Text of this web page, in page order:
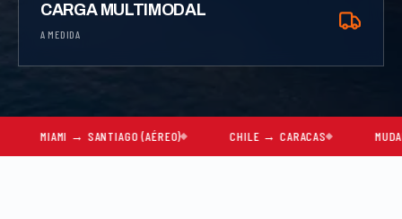
CARGA MULTIMODAL
A MEDIDA
→ SANTIAGO (AÉREO) CHILE → CARACAS MUDANZAS